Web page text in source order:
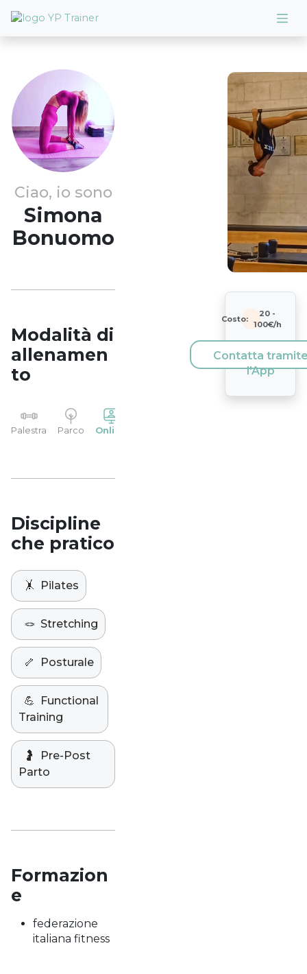
Ciao, io sono
Simona
Bonuomo
Modalità di
allenamen
to
Palestra Parco Online
Discipline
che pratico
🤸 Pilates
🪢 Stretching
🦴 Posturale
💪
Functional
Training
🤰
Pre-Post
Parto
Formazion
e
federazione
italiana fitness
Costo:
20 -
100€/h
Contatta
l'App